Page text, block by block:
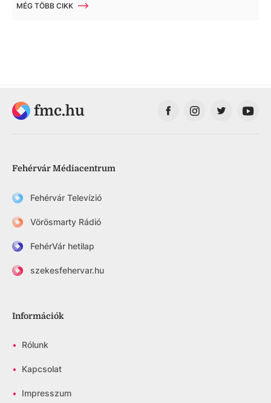
MÉG TÖBB CIKK
fmc.hu
Fehérvár Médiacentrum
Fehérvár Televízió
Vörösmarty Rádió
FehérVár hetilap
szekesfehervar.hu
Információk
• Rólunk
• Kapcsolat
• Impresszum